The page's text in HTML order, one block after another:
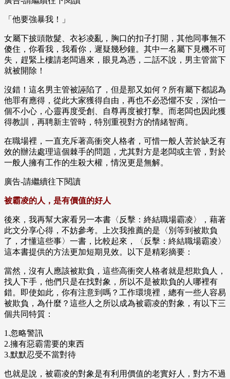
「他要強暴我！」
女屬下披頭散髮、衣衫凌亂，胸口的扣子打開，其他同事無不
傻住，你看我，我看你，遲疑幾秒鐘。其中一名屬下見機不可
失，趕緊上樓請老闆過來，眼見為憑，二話不說，男主管當下
就被開除！
沒錯！這名男主管被誣陷了，但是那又如何？所有屬下都認為
他罪有應得，從此大家獲得自由，再也不必恐懼不安，深怕一
個不小心，心靈再度受創、自尊再度被打擊。而老闆也因此獲
得教訓，再聘新主管時，特別重視對方的情緒智商。
在職場裡，一直充斥著高衝突人格者，可惜一般人苦於缺乏有
效的辦法處理這個棘手的問題，尤其對方是老闆或主管，對於
一般人擁有工作的生殺大權，情況更是無解。
廣告-請繼續往下閱讀
被霸凌的人，是有價值的好人
後來，我再幫大家看另一本書〈反擊：終結職場霸凌〉，藉著
此文分享心得，不妨參考。上次我推薦的是〈別等到被欺負
了，才懂這些事〉一書，比較起來，〈反擊：終結職場霸凌〉
這本書提供的方法更加短期見效。以下是精彩摘要：
當然，沒有人應該被欺負，這些高衝突人格者就是想欺負人，
找人下手，他們只是在找對象，所以不是被欺負的人哪裡有
錯。即使如此，你有注意到嗎？工作環境裡，總有一些人容易
被欺負，為什麼？這些人之所以成為被霸凌的對象，有以下三
個共同特質：
1.忽略警訊
2.擁有惡霸需要的東西
3.默默忍受不當對待
也就是說，被霸凌的對象是有利用價值的老實好人，對方不過